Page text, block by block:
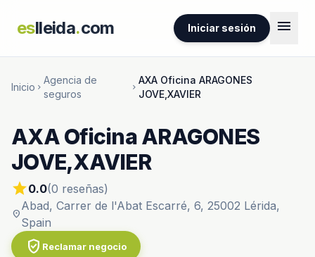
eslleida.com Iniciar sesión menu
Inicio chevron_right
Agencia de
seguros
chevron_right
AXA Oficina ARAGONES
JOVE,XAVIER
AXA Oficina ARAGONES
JOVE,XAVIER
star0.0(0 reseñas)
location_on
Abad, Carrer de l'Abat Escarré, 6, 25002 Lérida,
Spain
verified_user Reclamar negocio